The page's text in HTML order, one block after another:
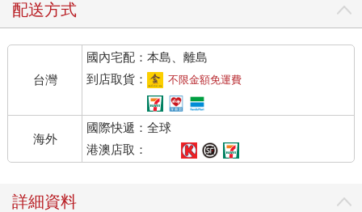
配送方式
台灣
國內宅配：本島、離島
到店取貨：
不限金額免運費
海外
國際快遞：全球
港澳店取：
詳細資料